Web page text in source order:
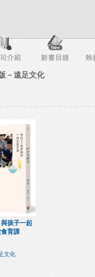
目錄下載 會員服務
－遠足文化
孩子一起
育課
文化